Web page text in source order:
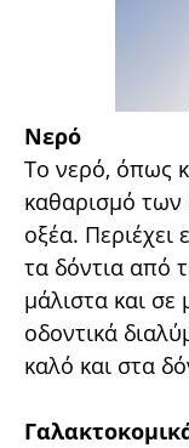
Νερό
Το νερό, όπως
καθαρισμό των
οξέα.
τα δόντια από
μάλιστα και σε
οδοντικά
καλό και στα